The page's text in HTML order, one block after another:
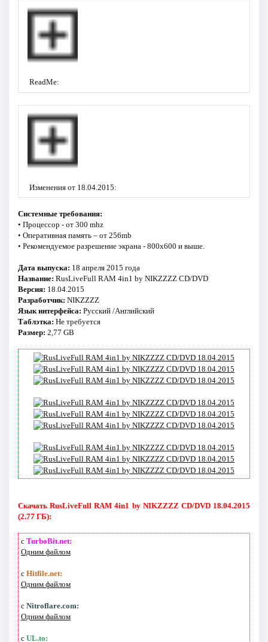
ReadMe:
Изменения от 18.04.2015:
Системные требования:
• Процессор - от 300 mhz
• Оперативная память – от 256mb
• Рекомендуемое разрешение экрана - 800x600 и выше.
Дата выпуска: 18 апреля 2015 года
Название: RusLiveFull RAM 4in1 by NIKZZZZ CD/DVD
Версия: 18.04.2015
Разработчик: NIKZZZZ
Язык интерфейса: Русский /Английский
Таблэтка: Не требуется
Размер: 2,77 GB
Скачать RusLiveFull RAM 4in1 by NIKZZZZ CD/DVD 18.04.2015
(2.77 ГБ):
с TurboBit.net:
Одним файлом
с Hitfile.net:
Одним файлом
с Nitroflare.com:
Одним файлом
с UL.to: